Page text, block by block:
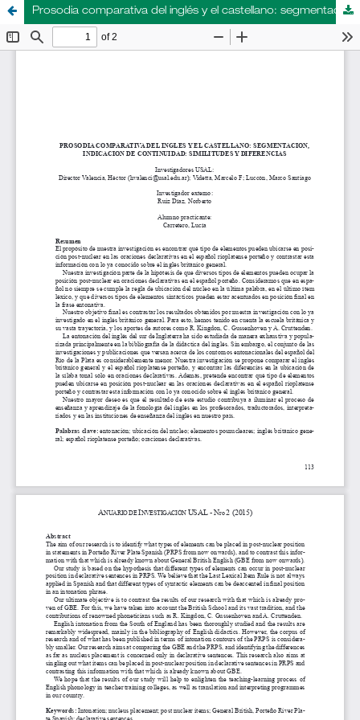
Prosodia comparativa del inglés y el castellano: segmentación, indicación de continuidad: similitudes y diferencias